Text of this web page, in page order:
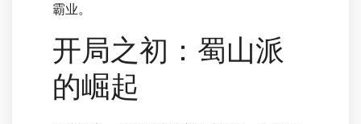
霸业。
开局之初：蜀山派
的崛起